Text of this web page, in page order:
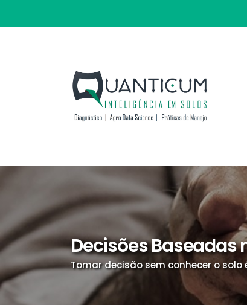
Decisões Baseadas
Tomar decisão sem conhecer o